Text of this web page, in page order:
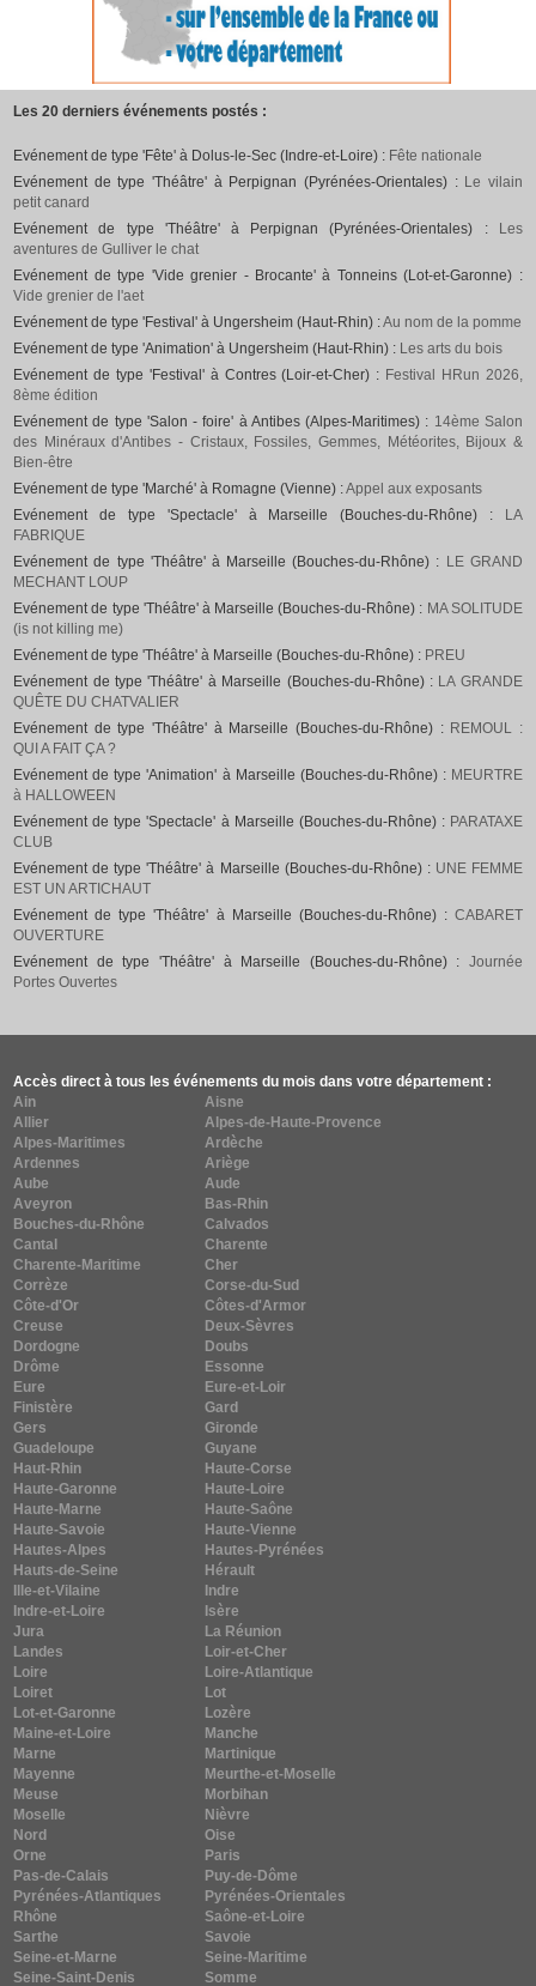
Les 20 derniers événements postés :
Evénement de type 'Fête' à Dolus-le-Sec (Indre-et-Loire) : Fête nationale
Evénement de type 'Théâtre' à Perpignan (Pyrénées-Orientales) : Le vilain
petit canard
Evénement de type 'Théâtre' à Perpignan (Pyrénées-Orientales) :
Les
aventures de Gulliver le chat
Evénement de type 'Vide grenier - Brocante' à Tonneins (Lot-et-Garonne) :
Vide grenier de l'aet
Evénement de type 'Festival' à Ungersheim (Haut-Rhin) :Au nom de la pomme
Evénement de type 'Animation' à Ungersheim (Haut-Rhin) : Les arts du bois
Evénement de type 'Festival' à Contres (Loir-et-Cher) : Festival HRun 2026,
8ème édition
Evénement de type 'Salon - foire' à Antibes (Alpes-Maritimes) : 14ème Salon
des Minéraux d'Antibes - Cristaux, Fossiles, Gemmes, Météorites, Bijoux &
Bien-être
Evénement de type 'Marché' à Romagne (Vienne) :Appel aux exposants
Evénement de type 'Spectacle' à Marseille (Bouches-du-Rhône) :
LA
FABRIQUE
Evénement de type 'Théâtre' à Marseille (Bouches-du-Rhône) : LE GRAND
MECHANT LOUP
Evénement de type 'Théâtre' à Marseille (Bouches-du-Rhône) : MA SOLITUDE
(is not killing me)
Evénement de type 'Théâtre' à Marseille (Bouches-du-Rhône) : PREU
Evénement de type 'Théâtre' à Marseille (Bouches-du-Rhône) : LA GRANDE
QUÊTE DU CHATVALIER
Evénement de type 'Théâtre' à Marseille (Bouches-du-Rhône) : REMOUL :
QUI A FAIT ÇA ?
Evénement de type 'Animation' à Marseille (Bouches-du-Rhône) : MEURTRE
à HALLOWEEN
Evénement de type 'Spectacle' à Marseille (Bouches-du-Rhône) : PARATAXE
CLUB
Evénement de type 'Théâtre' à Marseille (Bouches-du-Rhône) : UNE FEMME
EST UN ARTICHAUT
Evénement de type 'Théâtre' à Marseille (Bouches-du-Rhône) : CABARET
OUVERTURE
Evénement de type 'Théâtre' à Marseille (Bouches-du-Rhône) : Journée
Portes Ouvertes
Accès direct à tous les événements du mois dans votre département :
Ain
Aisne
Allier
Alpes-de-Haute-Provence
Alpes-Maritimes
Ardèche
Ardennes
Ariège
Aube
Aude
Aveyron
Bas-Rhin
Bouches-du-Rhône
Calvados
Cantal
Charente
Charente-Maritime
Cher
Corrèze
Corse-du-Sud
Côte-d'Or
Côtes-d'Armor
Creuse
Deux-Sèvres
Dordogne
Doubs
Drôme
Essonne
Eure
Eure-et-Loir
Finistère
Gard
Gers
Gironde
Guadeloupe
Guyane
Haut-Rhin
Haute-Corse
Haute-Garonne
Haute-Loire
Haute-Marne
Haute-Saône
Haute-Savoie
Haute-Vienne
Hautes-Alpes
Hautes-Pyrénées
Hauts-de-Seine
Hérault
Ille-et-Vilaine
Indre
Indre-et-Loire
Isère
Jura
La Réunion
Landes
Loir-et-Cher
Loire
Loire-Atlantique
Loiret
Lot
Lot-et-Garonne
Lozère
Maine-et-Loire
Manche
Marne
Martinique
Mayenne
Meurthe-et-Moselle
Meuse
Morbihan
Moselle
Nièvre
Nord
Oise
Orne
Paris
Pas-de-Calais
Puy-de-Dôme
Pyrénées-Atlantiques
Pyrénées-Orientales
Rhône
Saône-et-Loire
Sarthe
Savoie
Seine-et-Marne
Seine-Maritime
Seine-Saint-Denis
Somme